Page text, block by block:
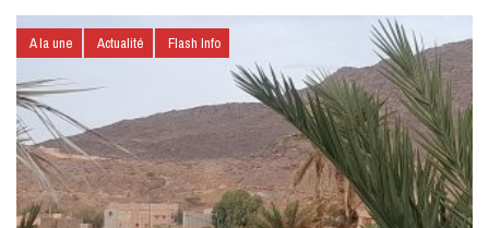
A la une Actualité Flash Info